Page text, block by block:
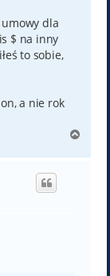
dla
$ na inny
to sobie,
a nie rok
g